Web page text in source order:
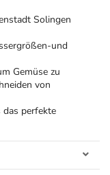
Solingen
und
Gemüse zu
von
das perfekte